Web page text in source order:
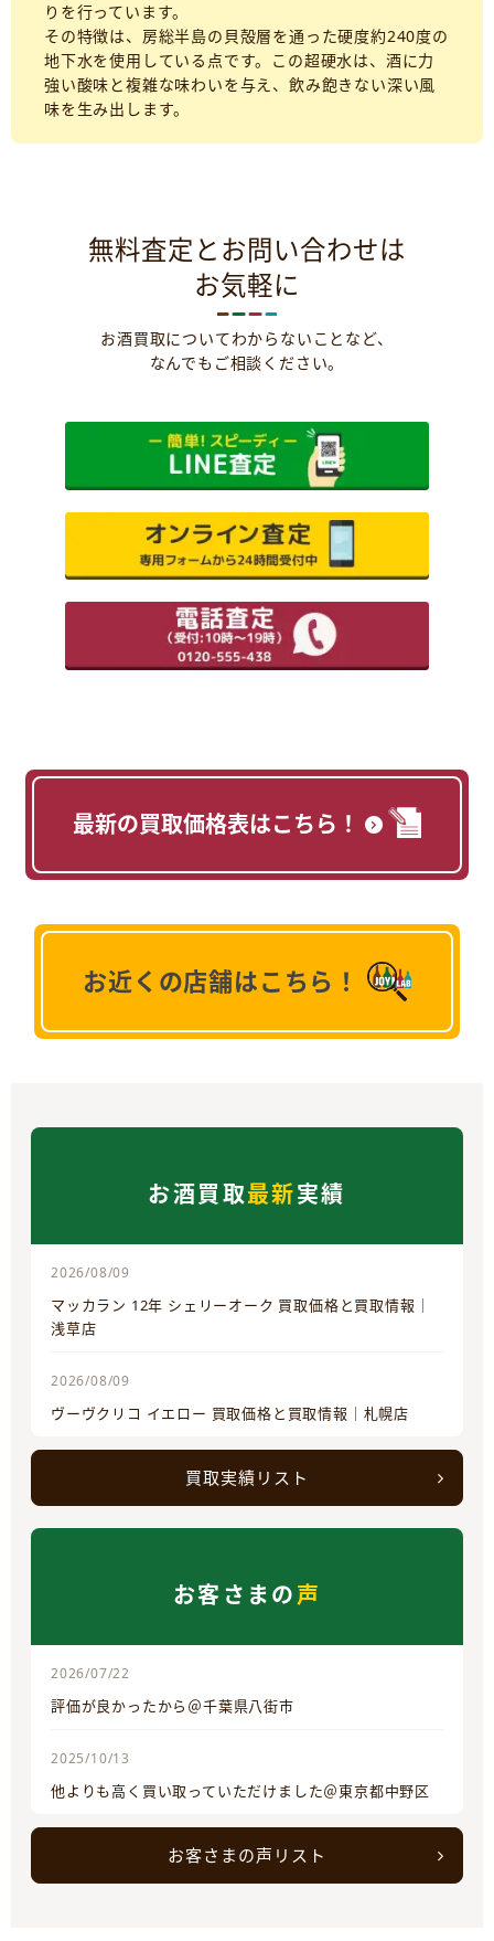
りを行っています。
その特徴は、房総半島の貝殻層を通った硬度約240度の
地下水を使用している点です。この超硬水は、酒に力
強い酸味と複雑な味わいを与え、飲み飽きない深い風
味を生み出します。
無料査定とお問い合わせは
お気軽に
お酒買取についてわからないことなど、
なんでもご相談ください。
最新の買取価格表はこちら！
お近くの店舗はこちら！
お酒買取最新実績
2026/08/09
マッカラン 12年 シェリーオーク 買取価格と買取情報｜
浅草店
2026/08/09
ヴーヴクリコ イエロー 買取価格と買取情報｜札幌店
買取実績リスト
お客さまの声
2026/07/22
評価が良かったから＠千葉県八街市
2025/10/13
他よりも高く買い取っていただけました＠東京都中野区
お客さまの声リスト